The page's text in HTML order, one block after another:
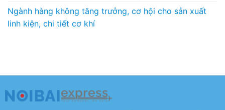
Ngành hàng không tăng trưởng, cơ hội cho sản xuất
linh kiện, chi tiết cơ khí